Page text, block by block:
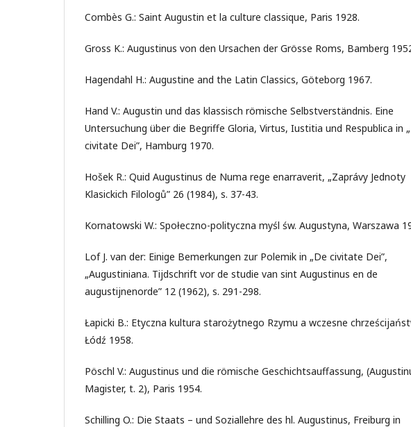
Combès G.: Saint Augustin et la culture classique, Paris 1928.
Gross K.: Augustinus von den Ursachen der Grösse Roms, Bamberg
Hagendahl H.: Augustine and the Latin Classics, Göteborg 1967.
Hand V.: Augustin und das klassisch römische Selbstverständnis. Eine
Untersuchung über die Begriffe Gloria, Virtus, Iustitia und Respublica in
civitate Dei”, Hamburg 1970.
Hošek R.: Quid Augustinus de Numa rege enarraverit, „Zaprávy Jednoty
Klasickich Filologů” 26 (1984), s. 37-43.
Kornatowski W.: Społeczno-polityczna myśl św. Augustyna, Warszawa
Lof J. van der: Einige Bemerkungen zur Polemik in „De civitate Dei”,
„Augustiniana. Tijdschrift vor de studie van sint Augustinus en de
augustijnenorde” 12 (1962), s. 291-298.
Łapicki B.: Etyczna kultura starożytnego Rzymu a wczesne
Łódź 1958.
Pöschl V.: Augustinus und die römische Geschichtsauffassung,
Magister, t. 2), Paris 1954.
Schilling O.: Die Staats – und Soziallehre des hl. Augustinus, Freiburg in